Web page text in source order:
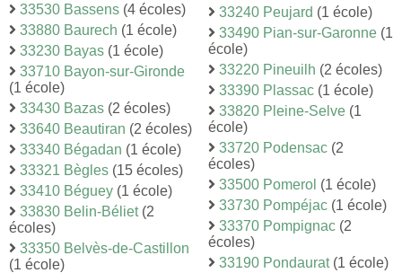
33530 Bassens (4 écoles)
33880 Baurech (1 école)
33230 Bayas (1 école)
33710 Bayon-sur-Gironde
(1 école)
33430 Bazas (2 écoles)
33640 Beautiran (2 écoles)
33340 Bégadan (1 école)
33321 Bègles (15 écoles)
33410 Béguey (1 école)
33830 Belin-Béliet(2
écoles)
33350 Belvès-de-Castillon
(1 école)
33240 Peujard (1 école)
33490 Pian-sur-Garonne (1
école)
33220 Pineuilh (2 écoles)
33390 Plassac (1 école)
33820 Pleine-Selve (1
école)
33720 Podensac (2
écoles)
33500 Pomerol (1 école)
33730 Pompéjac (1 école)
33370 Pompignac (2
écoles)
33190 Pondaurat(1 école)